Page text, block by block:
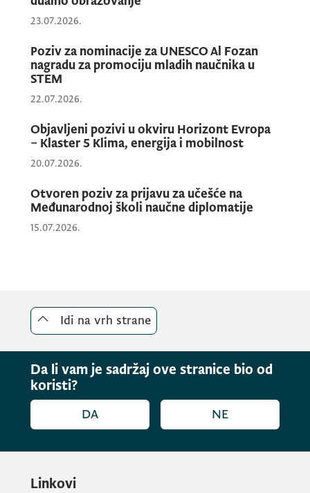
23.07.2026.
Poziv za nominacije za UNESCO Al Fozan
nagradu za promociju mladih naučnika u
STEM
22.07.2026.
Objavljeni pozivi u okviru Horizont Evropa
– Klaster 5 Klima, energija i mobilnost
20.07.2026.
Otvoren poziv za prijavu za učešće na
Međunarodnoj školi naučne diplomatije
15.07.2026.
Idi na vrh strane
Da li vam je sadržaj ove stranice bio od
koristi?
DA NE
Linkovi